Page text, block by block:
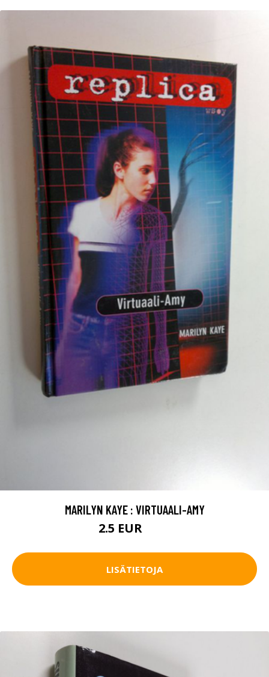
MARILYN KAYE : VIRTUAALI-AMY
2.5 EUR
LISÄTIETOJA